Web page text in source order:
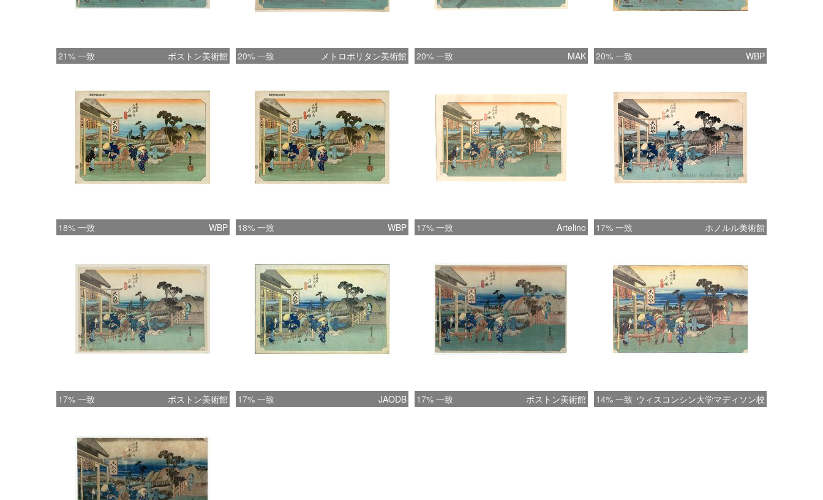
21% 一致 ボストン美術館 20% 一致 メトロポリタン美術館 20% 一致 MAK 20% 一致 WBP
18% 一致 WBP 18% 一致 WBP 17% 一致 Artelino 17% 一致 ホノルル美術館
17% 一致 ボストン美術館 17% 一致 JAODB 17% 一致 ボストン美術館 14% 一致 ウィスコンシン大学マディソン校